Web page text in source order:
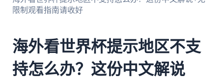
限制观看指南请收好
海外看世界杯提示地区不支
持怎么办？这份中文解说